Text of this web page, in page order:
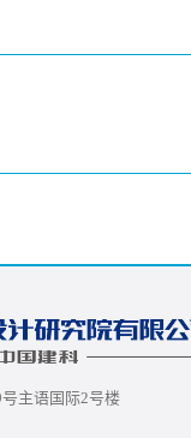
主语国际2号楼